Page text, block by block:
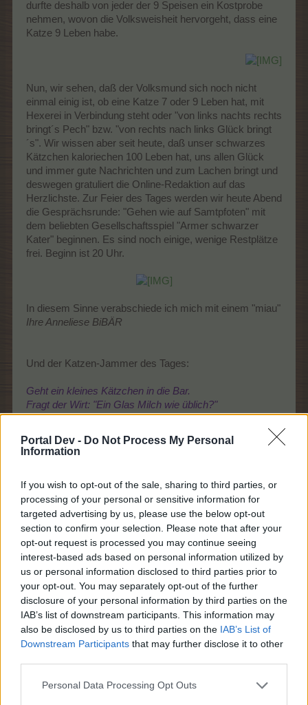
Portal Dev - Do Not Process My Personal
Information
If you wish to opt-out of the sale, sharing to third parties, or
processing of your personal or sensitive information for
targeted advertising by us, please use the below opt-out
section to confirm your selection. Please note that after your
opt-out request is processed you may continue seeing
interest-based ads based on personal information utilized by
us or personal information disclosed to third parties prior to
your opt-out. You may separately opt-out of the further
disclosure of your personal information by third parties on the
IAB’s list of downstream participants. This information may
also be disclosed by us to third parties on the IAB’s List of
Downstream Participants that may further disclose it to other
Personal Data Processing Opt Outs
durfte deshalb von jeder der 9 Speisen ein Kostprobe
nehmen, wovon die Volksweisheit hervorgeht, dass eine
Katze 9 Leben habe.
Nun, wir sehen, daß der Volksmund sich noch nicht
einmal einig ist, ob eine Katze 7 oder 9 Leben hat, mit
Hexerei in Verbindung steht oder "von links nachts rechts
bringt´s Pech" bzw. "von rechts nach links Glück bringt
´s". Wir wissen aber seit heute, daß unser schwarzes
Kätzchen kaloriechen 100 Leben hat, uns allen Glück
und immer gute Nachrichten und zum Lachen bringt und
deswegen gratuliert die Online-Redaktion auf das
Herzlichste. Zur Feier des Tages werden wir heute Abend
die Gesprächsrunde: "Gehen wie auf Samtpfoten" mit
dem beliebten Gesellschaftsspiel "Armer schwarzer
Kater" beginnen. Es sind noch einige, wenige Restplätze
frei. Beginn ist 20 Uhr.
In diesem Sinne verabschiede ich mich mit einem "miau"
Ihre Anneliese BiBÄR
Und der Katzen-Jammer des Tages:
Geht ein kleines Kätzchen in die Bar.
Fragt der Wirt: "Ein Glas Milch wie üblich?"
"Nein, gib mit heute mal einen harten Whisky", antwortet
"Warum ein Whisky?" erwidert der Barkeeper verdutzt.
Zuletzt bearbeitet:31 Juli 2015
31 Juli 2015
philo-sophie vogone77 Dampfi59 17 anderen gefällt dies.
populos
Colonel des Forums